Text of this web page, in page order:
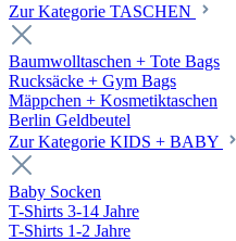
Zur Kategorie TASCHEN
Baumwolltaschen + Tote Bags
Rucksäcke + Gym Bags
Mäppchen + Kosmetiktaschen
Berlin Geldbeutel
Zur Kategorie KIDS + BABY
Baby Socken
T-Shirts 3-14 Jahre
T-Shirts 1-2 Jahre